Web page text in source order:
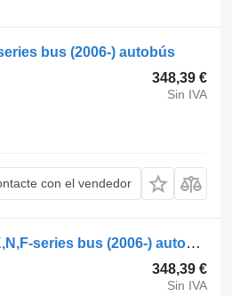
bus (2006-) autobús
348,39 €
Sin IVA
con el vendedor
Behr 2072977 recirculación de gases de escape para Scania K,N,F-series bus (2006-) autobús
348,39 €
Sin IVA